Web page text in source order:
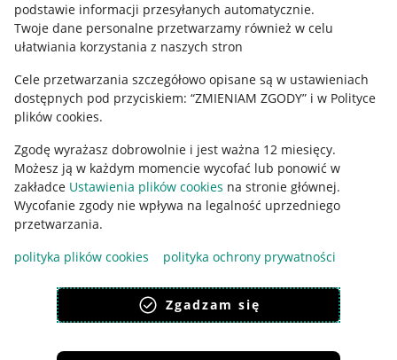
podstawie informacji przesyłanych automatycznie.
Twoje dane personalne przetwarzamy również w celu
ułatwiania korzystania z naszych stron
Cele przetwarzania szczegółowo opisane są w ustawieniach
dostępnych pod przyciskiem: “ZMIENIAM ZGODY” i w Polityce
plików cookies.
Zgodę wyrażasz dobrowolnie i jest ważna 12 miesięcy.
Możesz ją w każdym momencie wycofać lub ponowić w
zakładce Ustawienia plików cookies na stronie głównej.
Wycofanie zgody nie wpływa na legalność uprzedniego
przetwarzania.
polityka plików cookies
polityka ochrony prywatności
Zgadzam się
Polityka plików "cookies"
Ustawienia plików "cookies"
Udostępnianie lokalizacji
Informacje dla Aktu o Usługach Cyfrowych
Pobierz aplikację